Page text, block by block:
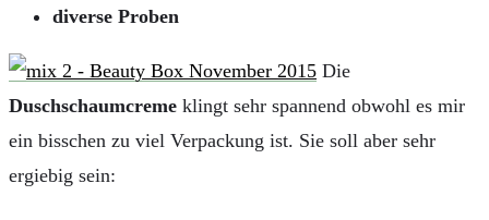
diverse Proben
Die
Duschschaumcreme klingt sehr spannend obwohl es mir
ein bisschen zu viel Verpackung ist. Sie soll aber sehr
ergiebig sein: